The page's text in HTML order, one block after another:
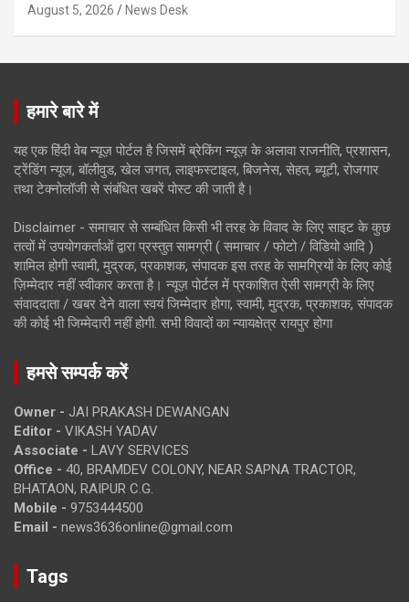
August 5, 2026 News Desk
हमारे बारे में
यह एक हिंदी वेब न्यूज़ पोर्टल है जिसमें ब्रेकिंग न्यूज़ के अलावा राजनीति, प्रशासन,
ट्रेंडिंग न्यूज, बॉलीवुड, खेल जगत, लाइफस्टाइल, बिजनेस, सेहत, ब्यूटी, रोजगार
तथा टेक्नोलॉजी से संबंधित खबरें पोस्ट की जाती है।
Disclaimer - समाचार से सम्बंधित किसी भी तरह के विवाद के लिए साइट के कुछ
तत्वों में उपयोगकर्ताओं द्वारा प्रस्तुत सामग्री ( समाचार / फोटो / विडियो आदि )
शामिल होगी स्वामी, मुद्रक, प्रकाशक, संपादक इस तरह के सामग्रियों के लिए कोई
ज़िम्मेदार नहीं स्वीकार करता है। न्यूज़ पोर्टल में प्रकाशित ऐसी सामग्री के लिए
संवाददाता / खबर देने वाला स्वयं जिम्मेदार होगा, स्वामी, मुद्रक, प्रकाशक, संपादक
की कोई भी जिम्मेदारी नहीं होगी. सभी विवादों का न्यायक्षेत्र रायपुर होगा
हमसे सम्पर्क करें
Owner - JAI PRAKASH DEWANGAN
Editor - VIKASH YADAV
Associate - LAVY SERVICES
Office - 40, BRAMDEV COLONY, NEAR SAPNA TRACTOR,
BHATAON, RAIPUR C.G.
Mobile - 9753444500
Email - news3636online@gmail.com
Tags